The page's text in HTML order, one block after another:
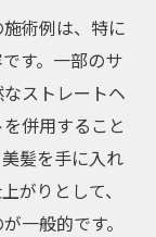
術例は、特に
す。一部のサ
ストレートヘ
併用すること
髪を手に入れ
がりとして、
一般的です。